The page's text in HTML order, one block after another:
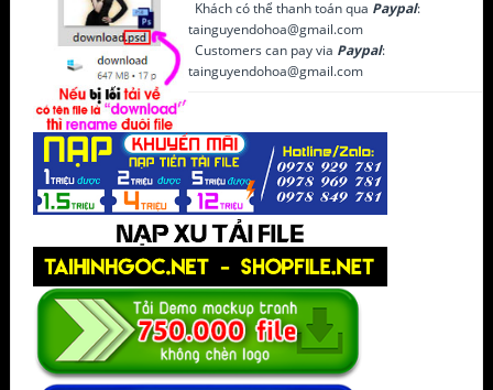
Khách có thể thanh toán qua Paypal:
tainguyendohoa@gmail.com
Customers can pay via Paypal:
tainguyendohoa@gmail.com